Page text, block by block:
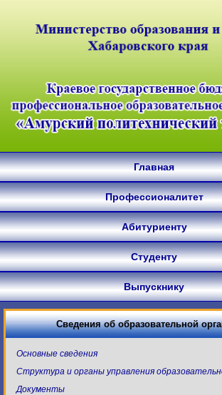
Главная
Профессионалитет
Абитуриенту
Студенту
Выпускнику
Сведения об образовательной
Основные сведения
Структура и органы управления
Документы